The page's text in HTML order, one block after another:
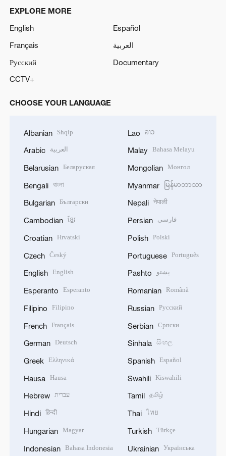
EXPLORE MORE
English
Español
Français
العربية
Русский
Documentary
CCTV+
CHOOSE YOUR LANGUAGE
Albanian Shqip
Arabic العربية
Belarusian Беларуская
Bengali বাংলা
Bulgarian Български
Cambodian ខ្មែរ
Croatian Hrvatski
Czech Český
English English
Esperanto Esperanto
Filipino Filipino
French Français
German Deutsch
Greek Ελληνικά
Hausa Hausa
Hebrew עברית
Hindi हिन्दी
Hungarian Magyar
Indonesian Bahasa Indonesia
Lao ລາວ
Malay Bahasa Melayu
Mongolian Монгол
Myanmar မြန်မာဘာသာ
Nepali नेपाली
Persian فارسی
Polish Polski
Portuguese Português
Pashto پښتو
Romanian Română
Russian Русский
Serbian Српски
Sinhala සිංහල
Spanish Español
Swahili Kiswahili
Tamil தமிழ்
Thai ไทย
Turkish Türkçe
Ukrainian Українська